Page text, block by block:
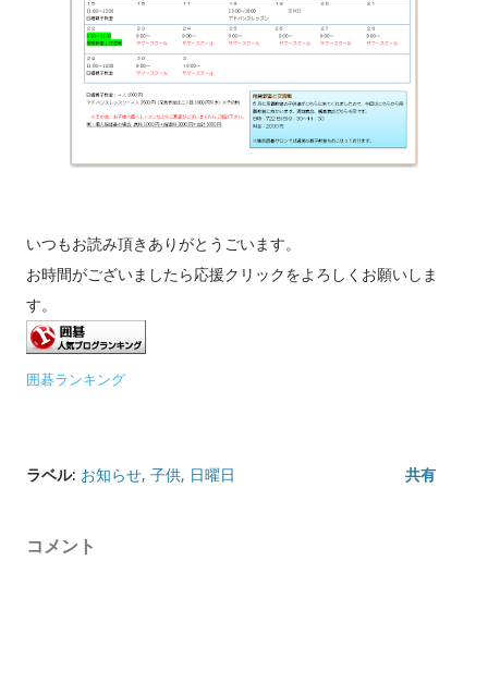
いつもお読み頂きありがとうごいます。
お時間がございましたら応援クリックをよろしくお願いしま
す。
囲碁ランキング
ラベル: お知らせ 子供 日曜日 共有
コメント